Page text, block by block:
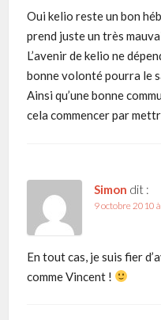
Oui kelio reste un bon
prend juste un très
L’avenir de kelio ne
bonne volonté pourra le
Ainsi qu’une bonne
cela commencer par
Simon dit :
9 octobre 2010
En tout cas, je suis fier
comme Vincent !